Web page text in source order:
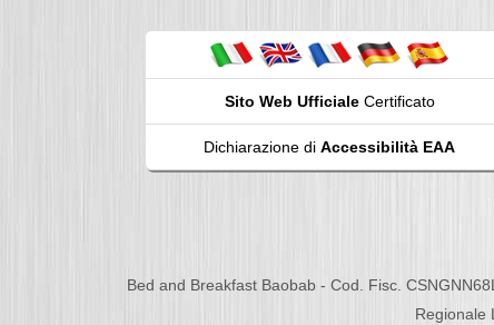
Sito Web UfficialeCertificato
Dichiarazione di Accessibilità EAA
Bed and Breakfast Baobab - Cod. Fisc.
Regionale